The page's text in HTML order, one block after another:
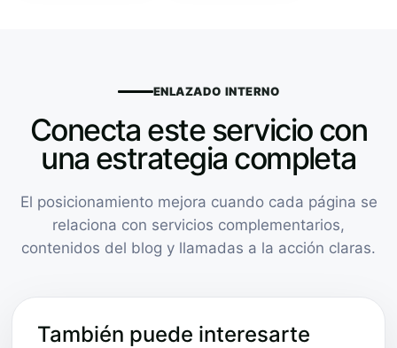
ENLAZADO INTERNO
Conecta este servicio con
una estrategia completa
El posicionamiento mejora cuando cada página se
relaciona con servicios complementarios,
contenidos del blog y llamadas a la acción claras.
También puede interesarte